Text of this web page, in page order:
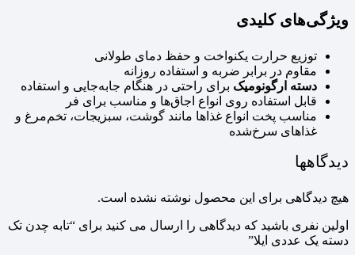
ویژگی‌های کلیدی
توزیع حرارت یکنواخت و حفظ دمای طولانی
مقاوم در برابر ضربه و استفاده روزانه
دسته ارگونومیک برای راحتی در هنگام جابه‌جایی و استفاده
قابل استفاده روی انواع اجاق‌ها و مناسب برای فر
مناسب پخت انواع غذاها مانند گوشت، سبزیجات، تخم‌مرغ و
غذاهای سرخ‌شده
دیدگاهها
هیچ دیدگاهی برای این محصول نوشته نشده است.
اولین نفری باشید که دیدگاهی را ارسال می کنید برای “تابه چدن تک
دسته یک عددی ایلا”